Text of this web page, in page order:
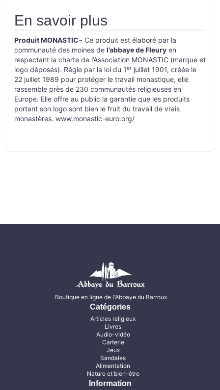
En savoir plus
Produit MONASTIC¬ Ce produit est élaboré par la
communauté des moines de l’abbaye de Fleury en
respectant la charte de l’Association MONASTIC (marque et
logo déposés). Régie par la loi du 1er juillet 1901, créée le
22 juillet 1989 pour protéger le travail monastique, elle
rassemble près de 230 communautés religieuses en
Europe. Elle offre au public la garantie que les produits
portant son logo sont bien le fruit du travail de vrais
monastères. www.monastic-euro.org/
Boutique en ligne de l'Abbaye du Barroux
Catégories
Articles religieux
Livres
Audio-vidéo
Carterie
Jeux
Sandales
Alimentation
Nature et bien-être
Information